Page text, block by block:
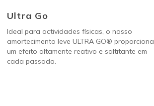
Ultra Go
Ideal para actividades físicas, o nosso
amortecimento leve ULTRA GO® proporciona
um efeito altamente reativo e saltitante em
cada passada.